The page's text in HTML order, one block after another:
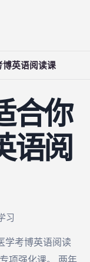
博英语阅读课
合你
语阅
习
学考博英语阅读
项强化课。 两年